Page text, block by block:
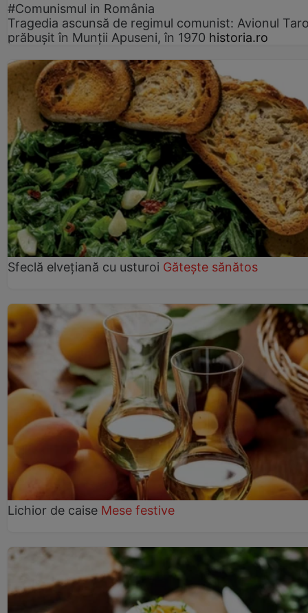
#Comunismul in România
Tragedia ascunsă de regimul comunist: Avionul
prăbușit în Munții Apuseni, în 1970 historia.ro
Sfeclă elvețiană cu usturoi Gătește sănătos
Lichior de caise Mese festive